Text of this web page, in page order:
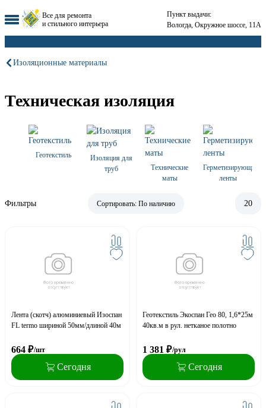
Все для ремонта
и стильного интерьера
Пункт выдачи:
Вологда, Окружное шоссе, 11А
Изоляционные материалы
Техническая изоляция
Геотекстиль
Изоляция для
труб
Технические
маты
Герметизирующие
ленты
Фильтры Сортировать: По наличию 20
Лента (скотч) алюминиевый Изоспан
FL termo шириной 50мм/длиной 40м
664 ₽/шт
Сегодня
Геотекстиль Экоспан Гео 80, 1,6*25м
40кв.м в рул. нетканое полотно
1 381 ₽/рул
Сегодня